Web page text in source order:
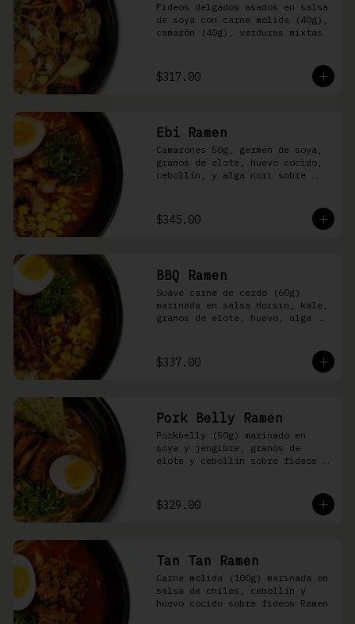
Fideos delgados asados en salsa
de soya con carne molida (40g),
camarón (40g), verduras mixtas
$317.00
Ebi Ramen
Camarones 50g, germen de soya,
granos de elote, huevo cocido,
cebollín, y alga nori sobre
$345.00
BBQ Ramen
Suave carne de cerdo (60g)
marinada en salsa Hoisin, kale,
granos de elote, huevo, alga
cerdo
$337.00
Pork Belly Ramen
Porkbelly (50g) marinado en
soya y jengibre, granos de
elote y cebollín sobre fideos
$329.00
Tan Tan Ramen
Carne molida (100g) marinada en
salsa de chiles, cebollín y
huevo cocido sobre fideos Ramen